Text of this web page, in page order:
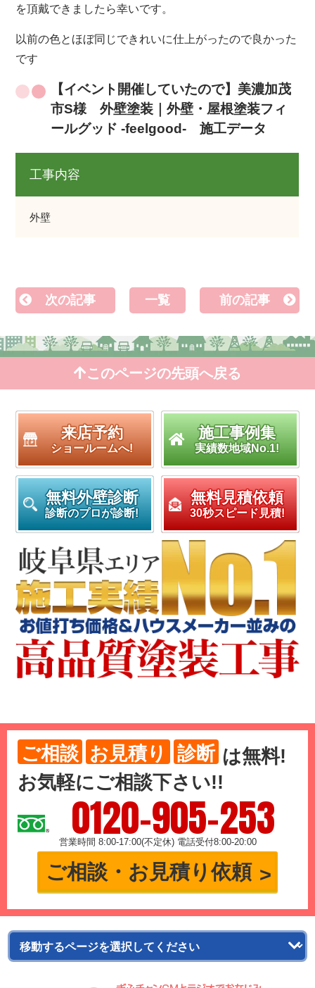
を頂戴できましたら幸いです。
以前の色とほぼ同じできれいに仕上がったので良かった
です
【イベント開催していたので】美濃加茂
市S様 外壁塗装｜外壁・屋根塗装フィ
ールグッド -feelgood- 施工データ
工事内容
外壁
次の記事 一覧 前の記事
このページの先頭へ戻る
来店予約
ショールームへ!
施工事例集
実績数地域No.1!
無料外壁診断
診断のプロが診断!
無料見積依頼
30秒スピード見積!
ご相談 お見積り 診断 は無料!
お気軽にご相談下さい!!
0120-905-253
営業時間 8:00-17:00(不定休) 電話受付8:00-20:00
ご相談・お見積り依頼